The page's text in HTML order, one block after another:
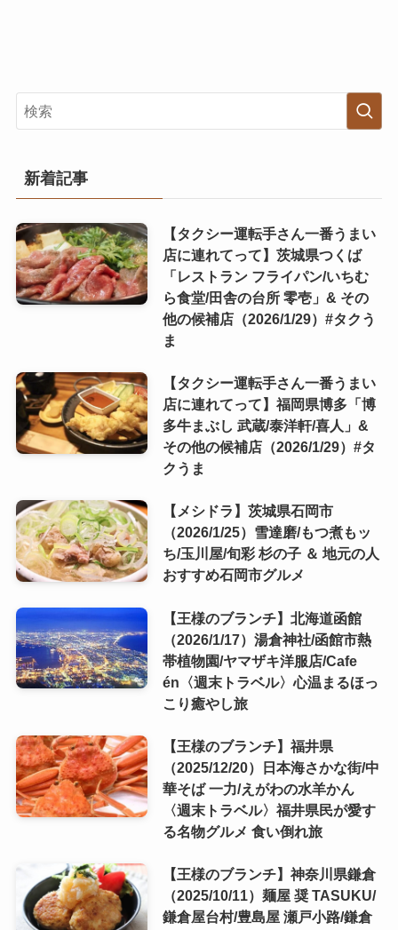
新着記事
【タクシー運転手さん一番うまい
店に連れてって】茨城県つくば
「レストラン フライパン/いちむ
ら食堂/田舎の台所 零壱」& その
他の候補店（2026/1/29）#タクう
ま
【タクシー運転手さん一番うまい
店に連れてって】福岡県博多「博
多牛まぶし 武蔵/泰洋軒/喜人」&
その他の候補店（2026/1/29）#タ
クうま
【メシドラ】茨城県石岡市
（2026/1/25）雪達磨/もつ煮もッ
ち/玉川屋/旬彩 杉の子 ＆ 地元の人
おすすめ石岡市グルメ
【王様のブランチ】北海道函館
（2026/1/17）湯倉神社/函館市熱
帯植物園/ヤマザキ洋服店/Cafe
én〈週末トラベル〉心温まるほっ
こり癒やし旅
【王様のブランチ】福井県
（2025/12/20）日本海さかな街/中
華そば 一力/えがわの水羊かん
〈週末トラベル〉福井県民が愛す
る名物グルメ 食い倒れ旅
【王様のブランチ】神奈川県鎌倉
（2025/10/11）麺屋 奨 TASUKU/
鎌倉屋台村/豊島屋 瀬戸小路/鎌倉